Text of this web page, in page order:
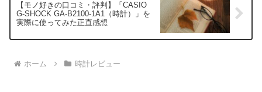
【モノ好きの口コミ・評判】「CASIO
G-SHOCK GA-B2100-1A1（時計）」を
実際に使ってみた正直感想
ホーム 時計レビュー